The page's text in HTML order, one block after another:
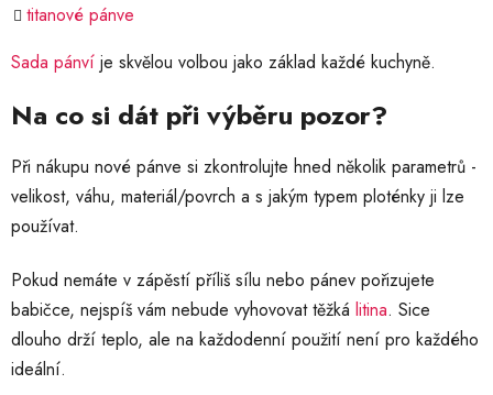
titanové pánve
Sada pánví je skvělou volbou jako základ každé kuchyně.
Na co si dát při výběru pozor?
Při nákupu nové pánve si zkontrolujte hned několik parametrů -
velikost, váhu, materiál/povrch a s jakým typem ploténky ji lze
používat.
Pokud nemáte v zápěstí příliš sílu nebo pánev pořizujete
babičce, nejspíš vám nebude vyhovovat těžká litina. Sice
dlouho drží teplo, ale na každodenní použití není pro každého
ideální.